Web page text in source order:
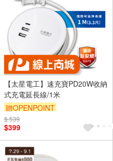
【太星電工】速充寶PD20W收納
式充電延長線/1米
贈OPENPOINT
$ 539
$399